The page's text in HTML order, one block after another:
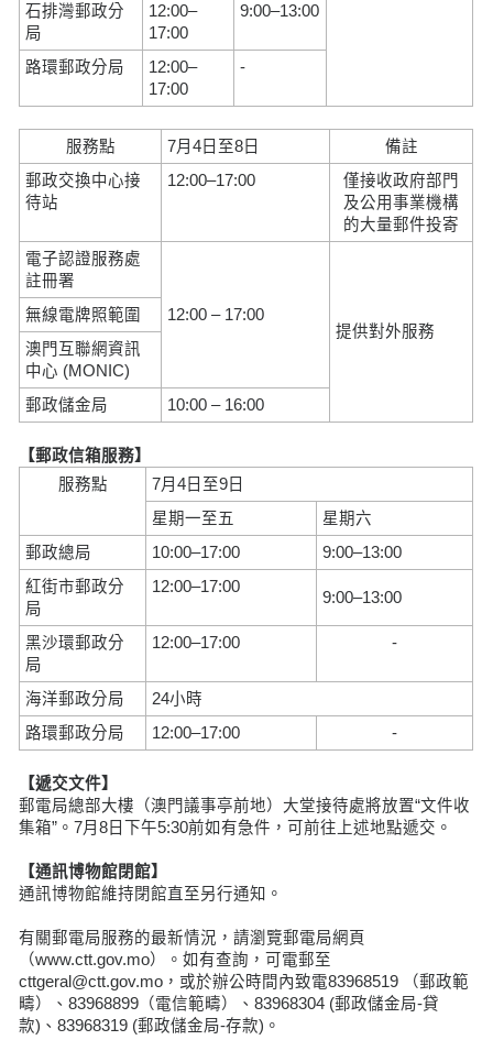
石排灣郵政分
局
12:00–
17:00
9:00–13:00
路環郵政分局
12:00–
17:00
-
服務點 7月4日至8日
備註
郵政交換中心接
待站
12:00–17:00
僅接收政府部門
及公用事業機構
的大量郵件投寄
電子認證服務處
註冊署
12:00 – 17:00
提供對外服務
無線電牌照範圍
澳門互聯網資訊
中心 (MONIC)
郵政儲金局
10:00 – 16:00
【郵政信箱服務】
服務點
7月4日至9日
星期一至五
星期六
郵政總局
10:00–17:00
9:00–13:00
紅街市郵政分
局
12:00–17:00
9:00–13:00
黑沙環郵政分
局
12:00–17:00 -
海洋郵政分局
24小時
路環郵政分局
12:00–17:00 -
【遞交文件】
郵電局總部大樓（澳門議事亭前地）大堂接待處將放置“文件收
集箱”。7月8日下午5:30前如有急件，可前往上述地點遞交。
【通訊博物館閉館】
通訊博物館維持閉館直至另行通知。
有關郵電局服務的最新情況，請瀏覽郵電局網頁
（www.ctt.gov.mo）。如有查詢，可電郵至
cttgeral@ctt.gov.mo，或於辦公時間內致電83968519 （郵政範
疇）、83968899（電信範疇）、83968304 (郵政儲金局-貸
款)、83968319 (郵政儲金局-存款)。